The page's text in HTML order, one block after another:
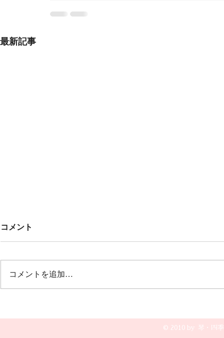
最新記事
Untitled
オープニング 冬の荒波から🎵風
で すごく盛り上がりました💖💖
💖
コメント
コメントを追加…
© 2010 by 琴・四